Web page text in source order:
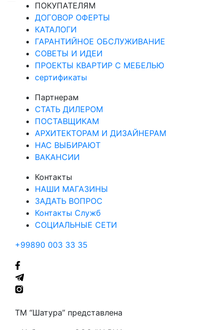
ПОКУПАТЕЛЯМ
ДОГОВОР ОФЕРТЫ
КАТАЛОГИ
ГАРАНТИЙНОЕ ОБСЛУЖИВАНИЕ
СОВЕТЫ И ИДЕИ
ПРОЕКТЫ КВАРТИР С МЕБЕЛЬЮ
сертификаты
Партнерам
СТАТЬ ДИЛЕРОМ
ПОСТАВЩИКАМ
АРХИТЕКТОРАМ И ДИЗАЙНЕРАМ
НАС ВЫБИРАЮТ
ВАКАНСИИ
Контакты
НАШИ МАГАЗИНЫ
ЗАДАТЬ ВОПРОС
Контакты Служб
СОЦИАЛЬНЫЕ СЕТИ
+99890 003 33 35
ТМ “Шатура” представлена